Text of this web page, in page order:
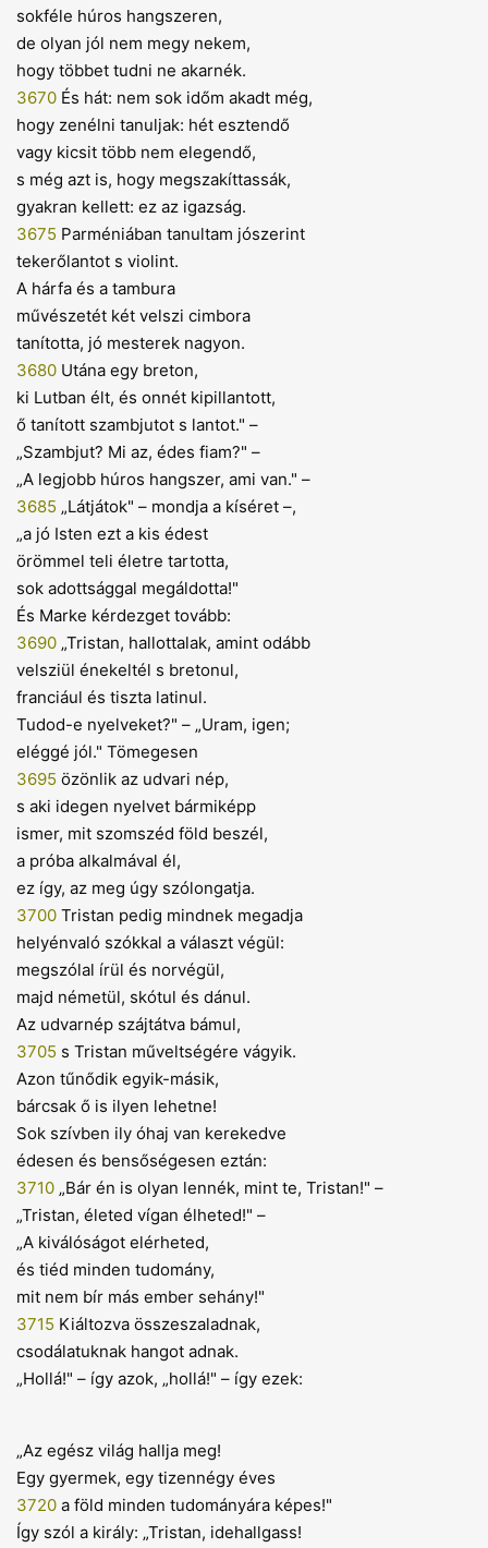
sokféle húros hangszeren,
de olyan jól nem megy nekem,
hogy többet tudni ne akarnék.
3670 És hát: nem sok időm akadt még,
hogy zenélni tanuljak: hét esztendő
vagy kicsit több nem elegendő,
s még azt is, hogy megszakíttassák,
gyakran kellett: ez az igazság.
3675 Parméniában tanultam jószerint
tekerőlantot s violint.
A hárfa és a tambura
művészetét két velszi cimbora
tanította, jó mesterek nagyon.
3680 Utána egy breton,
ki Lutban élt, és onnét kipillantott,
ő tanított szambjutot s lantot." –
„Szambjut? Mi az, édes fiam?" –
„A legjobb húros hangszer, ami van." –
3685 „Látjátok" – mondja a kíséret –,
„a jó Isten ezt a kis édest
örömmel teli életre tartotta,
sok adottsággal megáldotta!"
És Marke kérdezget tovább:
3690 „Tristan, hallottalak, amint odább
velsziül énekeltél s bretonul,
franciául és tiszta latinul.
Tudod-e nyelveket?" – „Uram, igen;
eléggé jól." Tömegesen
3695 özönlik az udvari nép,
s aki idegen nyelvet bármiképp
ismer, mit szomszéd föld beszél,
a próba alkalmával él,
ez így, az meg úgy szólongatja.
3700 Tristan pedig mindnek megadja
helyénvaló szókkal a választ végül:
megszólal írül és norvégül,
majd németül, skótul és dánul.
Az udvarnép szájtátva bámul,
3705 s Tristan műveltségére vágyik.
Azon tűnődik egyik-másik,
bárcsak ő is ilyen lehetne!
Sok szívben ily óhaj van kerekedve
édesen és bensőségesen eztán:
3710 „Bár én is olyan lennék, mint te, Tristan!" –
„Tristan, életed vígan élheted!" –
„A kiválóságot elérheted,
és tiéd minden tudomány,
mit nem bír más ember sehány!"
3715 Kiáltozva összeszaladnak,
csodálatuknak hangot adnak.
„Hollá!" – így azok, „hollá!" – így ezek:
„Az egész világ hallja meg!
Egy gyermek, egy tizennégy éves
3720 a föld minden tudományára képes!"
Így szól a király: „Tristan, idehallgass!